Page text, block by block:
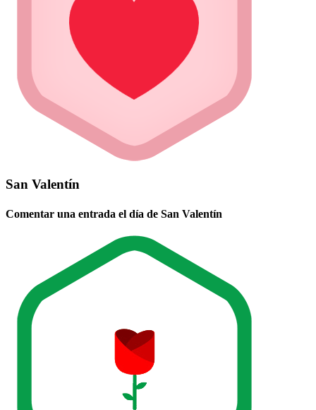
San Valentín
Comentar una entrada el día de San Valentín